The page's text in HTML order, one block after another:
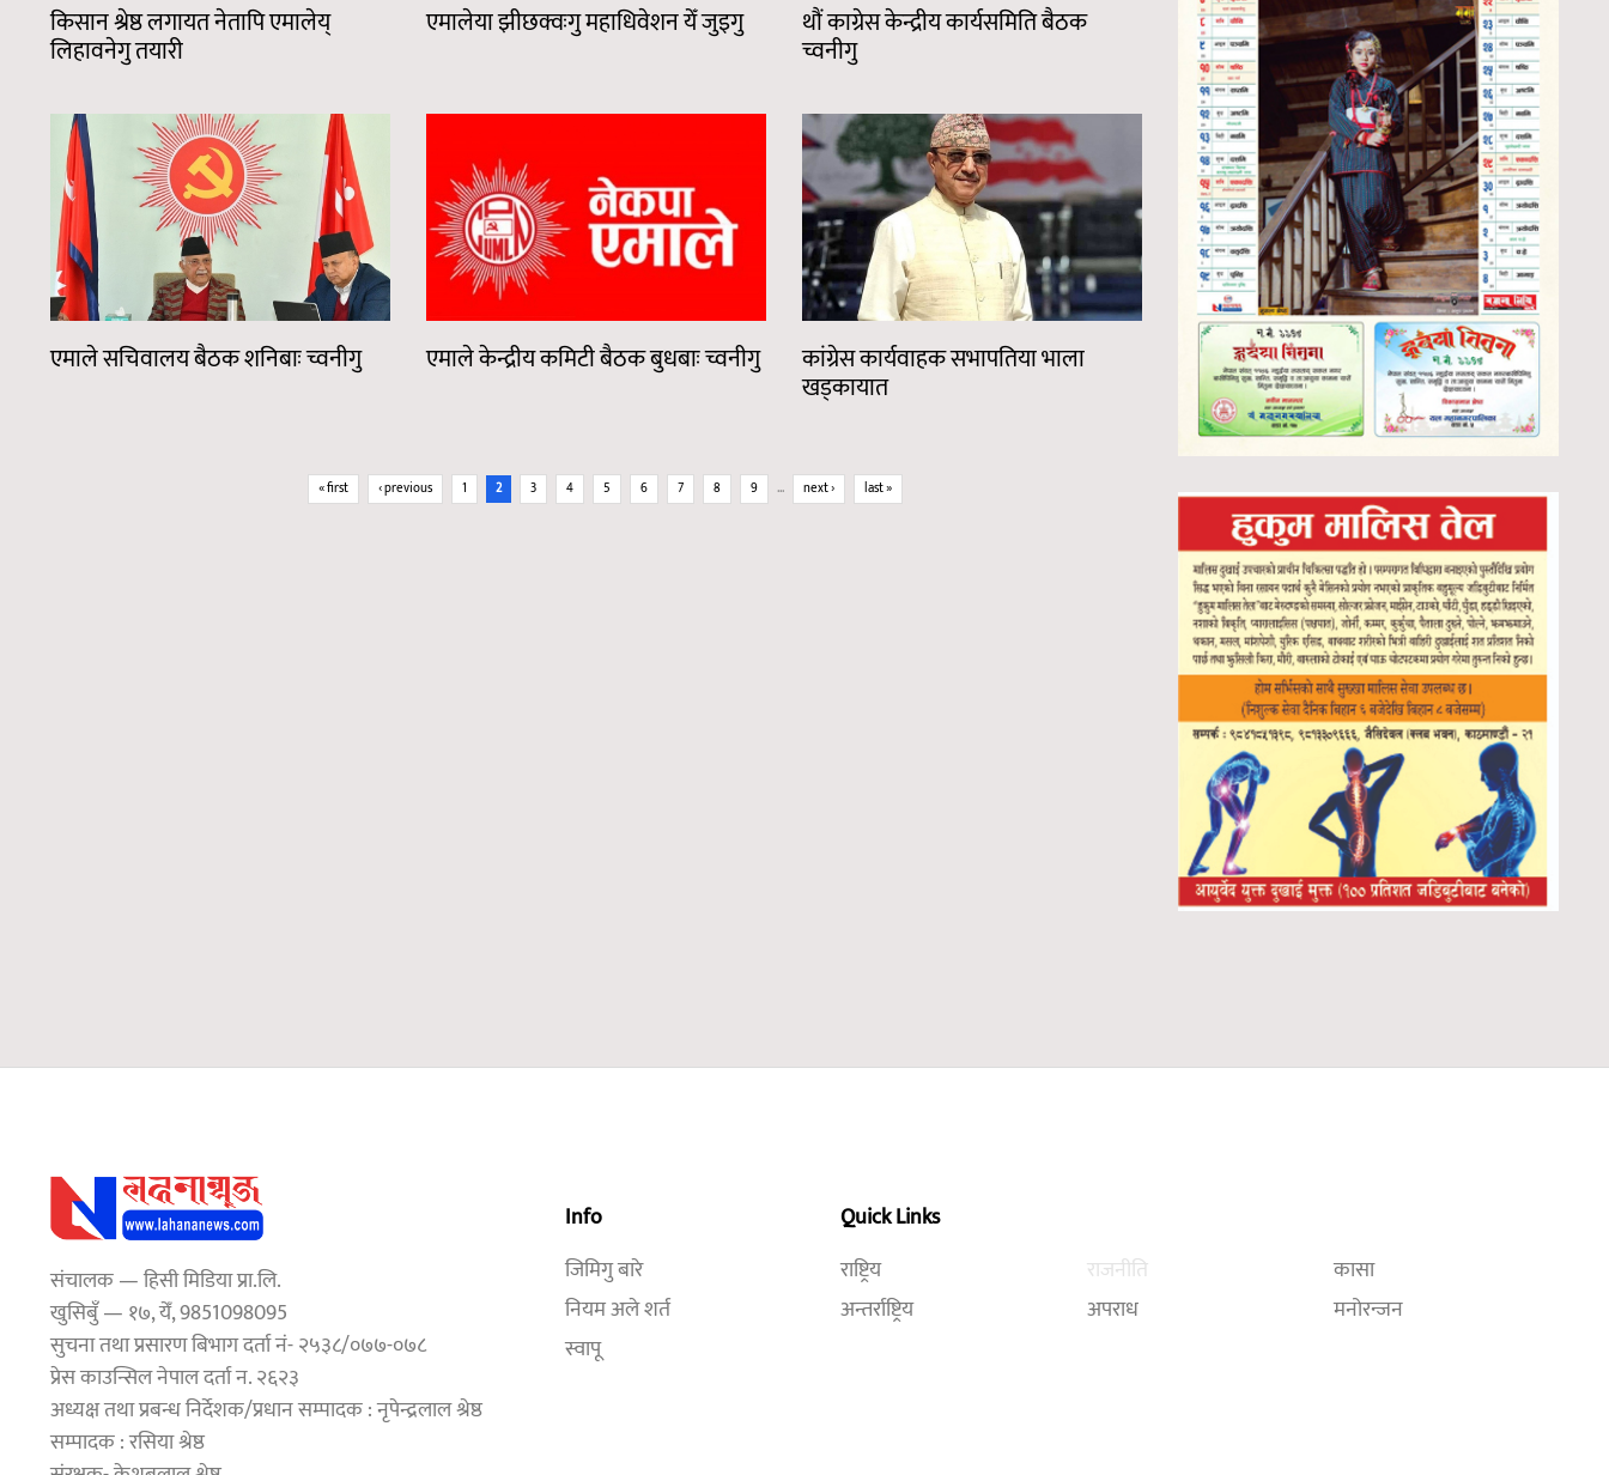
किसान श्रेष्ठ लगायत नेतापि एमालेय्
लिहावनेगु तयारी
एमालेया झीछक्वःगु महाधिवेशन येँ जुइगु थौं काग्रेस केन्द्रीय कार्यसमिति बैठक
च्वनीगु
एमाले सचिवालय बैठक शनिबाः च्वनीगु एमाले केन्द्रीय कमिटी बैठक बुधबाः च्वनीगु कांग्रेस कार्यवाहक सभापतिया भाला
खड्कायात
« first ‹ previous 1 2 3 4 5 6 7 8 9 … next › last »
संचालक — हिसी मिडिया प्रा.लि.
खुसिबुँ — १७, येँ, 9851098095
सुचना तथा प्रसारण बिभाग दर्ता नं- २५३८/०७७-०७८
प्रेस काउन्सिल नेपाल दर्ता न. २६२३
अध्यक्ष तथा प्रबन्ध निर्देशक/प्रधान सम्पादक : नृपेन्द्रलाल श्रेष्ठ
सम्पादक : रसिया श्रेष्ठ
Info
जिमिगु बारे
नियम अले शर्त
स्वापू
Quick Links
राष्ट्रिय
अन्तर्राष्ट्रिय
राजनीति
अपराध
कासा
मनोरन्जन